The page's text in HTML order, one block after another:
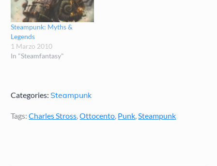
Steampunk: Myths &
Legends
1 Marzo 2010
In "Steamfantasy"
Categories: Steampunk
Tags:Charles Stross,Ottocento, Punk,Steampunk